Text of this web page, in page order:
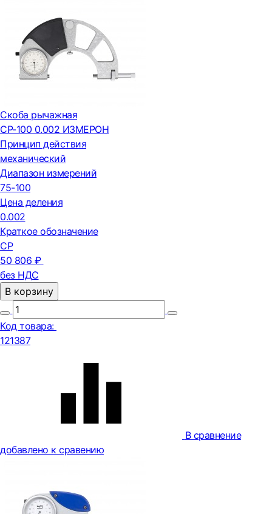
Скоба рычажная
СР-100 0.002 ИЗМЕРОН
Принцип действия
механический
Диапазон измерений
75-100
Цена деления
0.002
Краткое обозначение
СР
50 806 ₽
без НДС
В корзину
Код товара:
121387
В сравнение
добавлено к сравению